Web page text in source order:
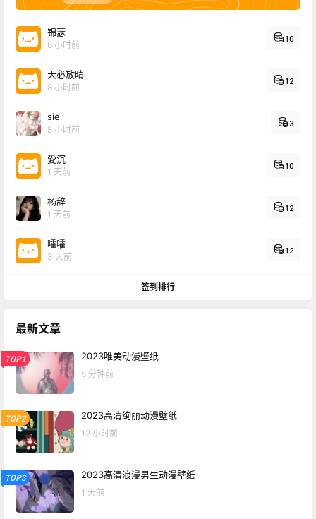
锦瑟
6 小时前
10
天必放晴
8 小时前
12
sie
8 小时前
3
愛沉
1 天前
10
杨辞
1 天前
12
嚯嚯
3 天前
12
签到排行
最新文章
TOP1 2023唯美动漫壁纸
5 分钟前
TOP2 2023高清绚丽动漫壁纸
12 小时前
TOP3 2023高清浪漫男生动漫壁纸
1 天前